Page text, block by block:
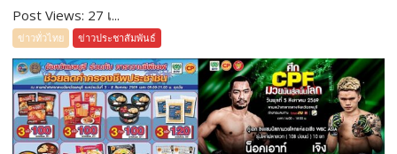
Post Views: 27 เ...
ข่าวทั่วไทย ข่าวประชาสัมพันธ์